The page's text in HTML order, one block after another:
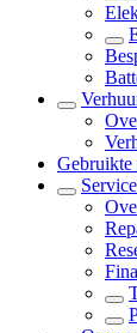
Gebruikte